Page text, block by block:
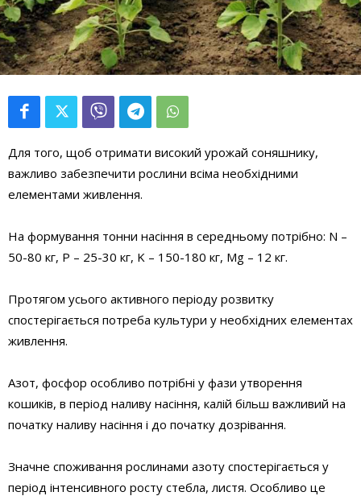
Для того, щоб отримати високий урожай соняшнику,
важливо забезпечити рослини всіма необхідними
елементами живлення.
На формування тонни насіння в середньому потрібно: N –
50-80 кг, P – 25-30 кг, K – 150-180 кг, Mg – 12 кг.
Протягом усього активного періоду розвитку
спостерігається потреба культури у необхідних елементах
живлення.
Азот, фосфор особливо потрібні у фази утворення
кошиків, в період наливу насіння, калій більш важливий на
початку наливу насіння і до початку дозрівання.
Значне споживання рослинами азоту спостерігається у
період інтенсивного росту стебла, листя. Особливо це